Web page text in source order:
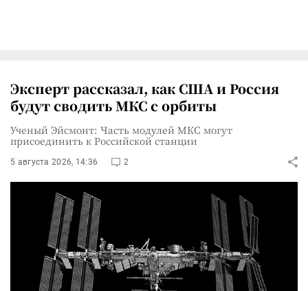
Эксперт рассказал, как США и Россия
будут сводить МКС с орбиты
Ученый Эйсмонт: Часть модулей МКС могут
присоединить к Российской станции
5 августа 2026, 14:36 2